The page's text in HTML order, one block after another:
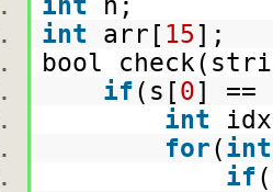
int arr[ 15];
bool
if(s[0] ==
int
for(int
if